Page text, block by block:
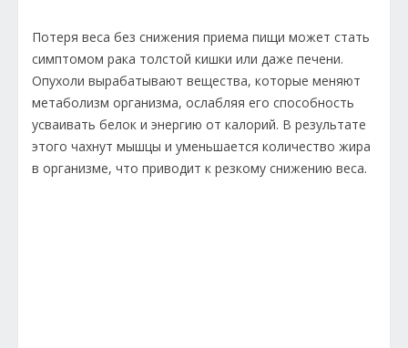
Потеря веса без снижения приема пищи может стать
симптомом рака толстой кишки или даже печени.
Опухоли вырабатывают вещества, которые меняют
метаболизм организма, ослабляя его способность
усваивать белок и энергию от калорий. В результате
этого чахнут мышцы и уменьшается количество жира
в организме, что приводит к резкому снижению веса.